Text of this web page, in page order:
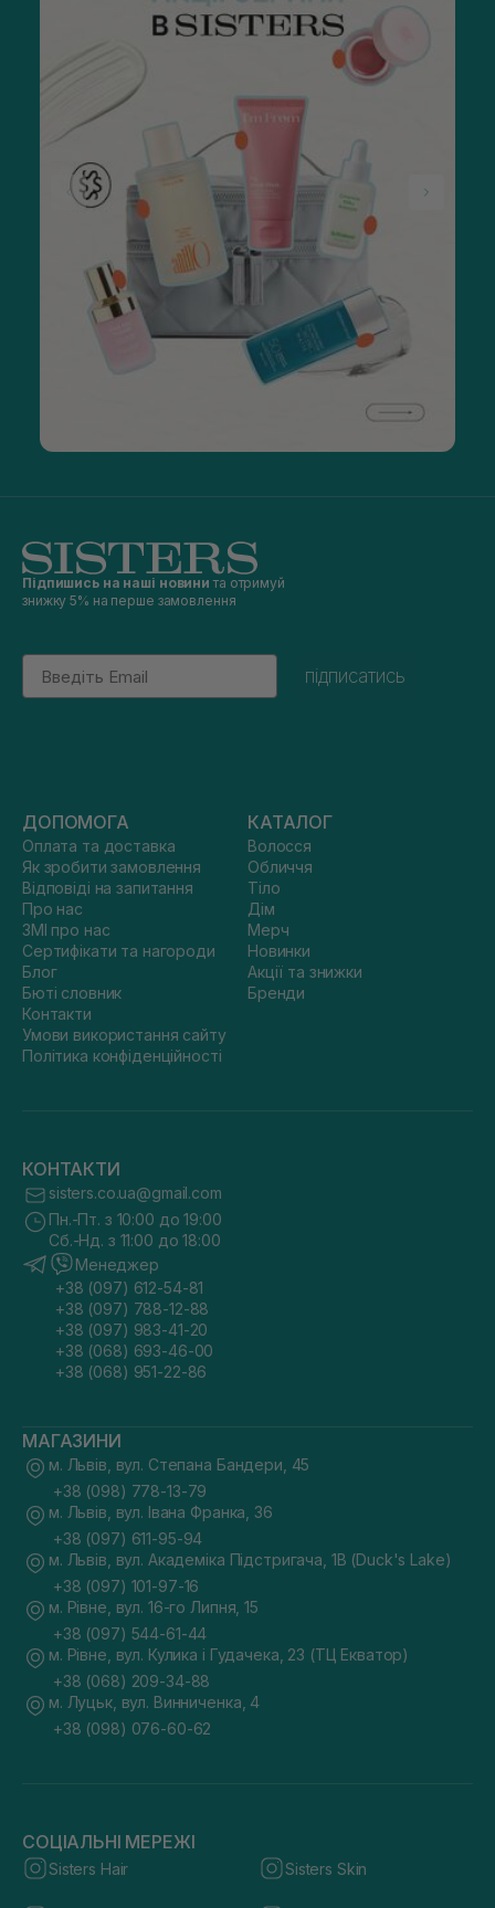
Підпишись на наші новини та отримуй
знижку 5% на перше замовлення
Email
підписатись
ДОПОМОГА
Оплата та доставка
Як зробити замовлення
Відповіді на запитання
Про нас
ЗМІ про нас
Сертифікати та нагороди
Блог
Бюті словник
Контакти
Умови використання сайту
Політика конфіденційності
КАТАЛОГ
Волосся
Обличчя
Тіло
Дім
Мерч
Новинки
Акції та знижки
Бренди
КОНТАКТИ
sisters.co.ua@gmail.com
Пн.-Пт. з 10:00 до 19:00
Сб.-Нд. з 11:00 до 18:00
Менеджер
+38 (097) 612-54-81
+38 (097) 788-12-88
+38 (097) 983-41-20
+38 (068) 693-46-00
+38 (068) 951-22-86
МАГАЗИНИ
м. Львів, вул. Степана Бандери, 45
+38 (098) 778-13-79
м. Львів, вул. Івана Франка, 36
+38 (097) 611-95-94
м. Львів, вул. Академіка Підстригача, 1В (Duck's Lake)
+38 (097) 101-97-16
м. Рівне, вул. 16-го Липня, 15
+38 (097) 544-61-44
м. Рівне, вул. Кулика і Гудачека, 23 (ТЦ Екватор)
+38 (068) 209-34-88
м. Луцьк, вул. Винниченка, 4
+38 (098) 076-60-62
СОЦІАЛЬНІ МЕРЕЖІ
Sisters Hair Sisters Skin